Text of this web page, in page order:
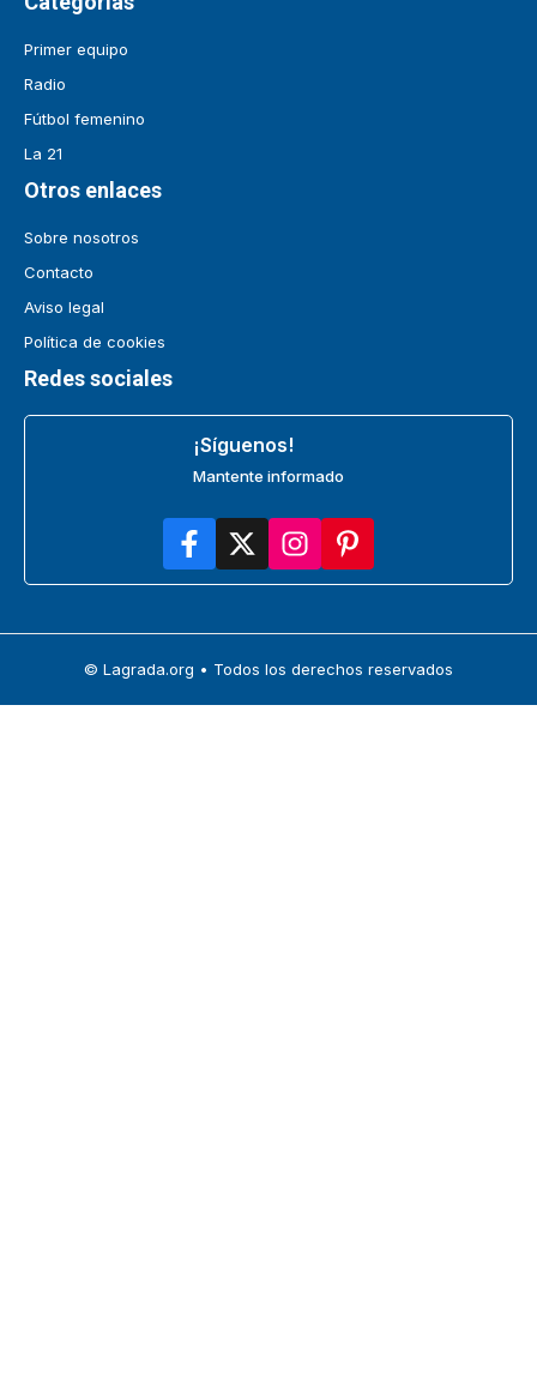
Primer equipo
Radio
Fútbol femenino
La 21
Otros enlaces
Sobre nosotros
Contacto
Aviso legal
Política de cookies
Redes sociales
¡Síguenos!
Mantente informado
© Lagrada.org • Todos los derechos reservados